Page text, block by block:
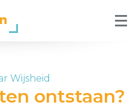
Wijsheid
ontstaan?